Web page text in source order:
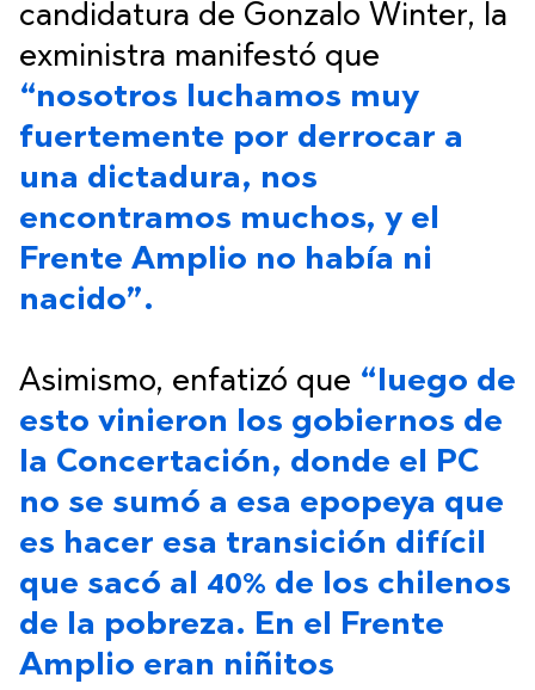
candidatura de Gonzalo Winter, la
exministra manifestó que
“nosotros luchamos muy
fuertemente por derrocar a
una dictadura, nos
encontramos muchos, y el
Frente Amplio no había ni
nacido”.
Asimismo, enfatizó que “luego de
esto vinieron los gobiernos de
la Concertación, donde el PC
no se sumó a esa epopeya que
es hacer esa transición difícil
que sacó al 40% de los chilenos
de la pobreza. En el Frente
Amplio eran niñitos